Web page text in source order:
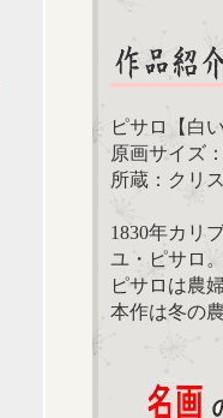
ピサロ【白
原画サイズ
所蔵：クリ
1830年カリ
ユ・ピサロ
ピサロは農
本作は冬の